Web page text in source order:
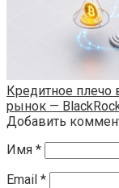
Кредитное плечо
рынок —
Добавить
Имя *
Email *